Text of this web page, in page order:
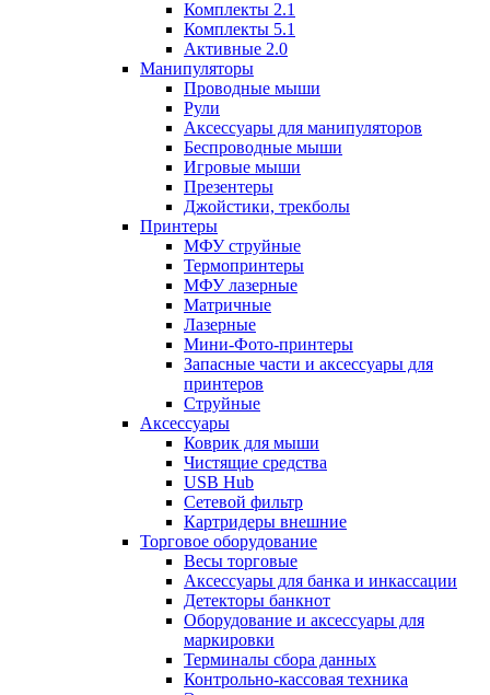
Комплекты 2.1
Комплекты 5.1
Активные 2.0
Манипуляторы
Проводные мыши
Рули
Аксессуары для манипуляторов
Беспроводные мыши
Игровые мыши
Презентеры
Джойстики, трекболы
Принтеры
МФУ струйные
Термопринтеры
МФУ лазерные
Матричные
Лазерные
Мини-Фото-принтеры
Запасные части и аксессуары для
принтеров
Струйные
Аксессуары
Коврик для мыши
Чистящие средства
USB Hub
Сетевой фильтр
Картридеры внешние
Торговое оборудование
Весы торговые
Аксессуары для банка и инкассации
Детекторы банкнот
Оборудование и аксессуары для
маркировки
Терминалы сбора данных
Контрольно-кассовая техника